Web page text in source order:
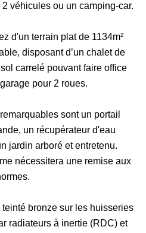
véhicules ou un camping-car.
d'un terrain plat de 1134m²
disposant d’un chalet de
carrelé pouvant faire office
pour 2 roues.
sont un portail
un récupérateur d'eau
jardin arboré et entretenu.
nécessitera une remise aux
bronze sur les huisseries
radiateurs à inertie (RDC) et